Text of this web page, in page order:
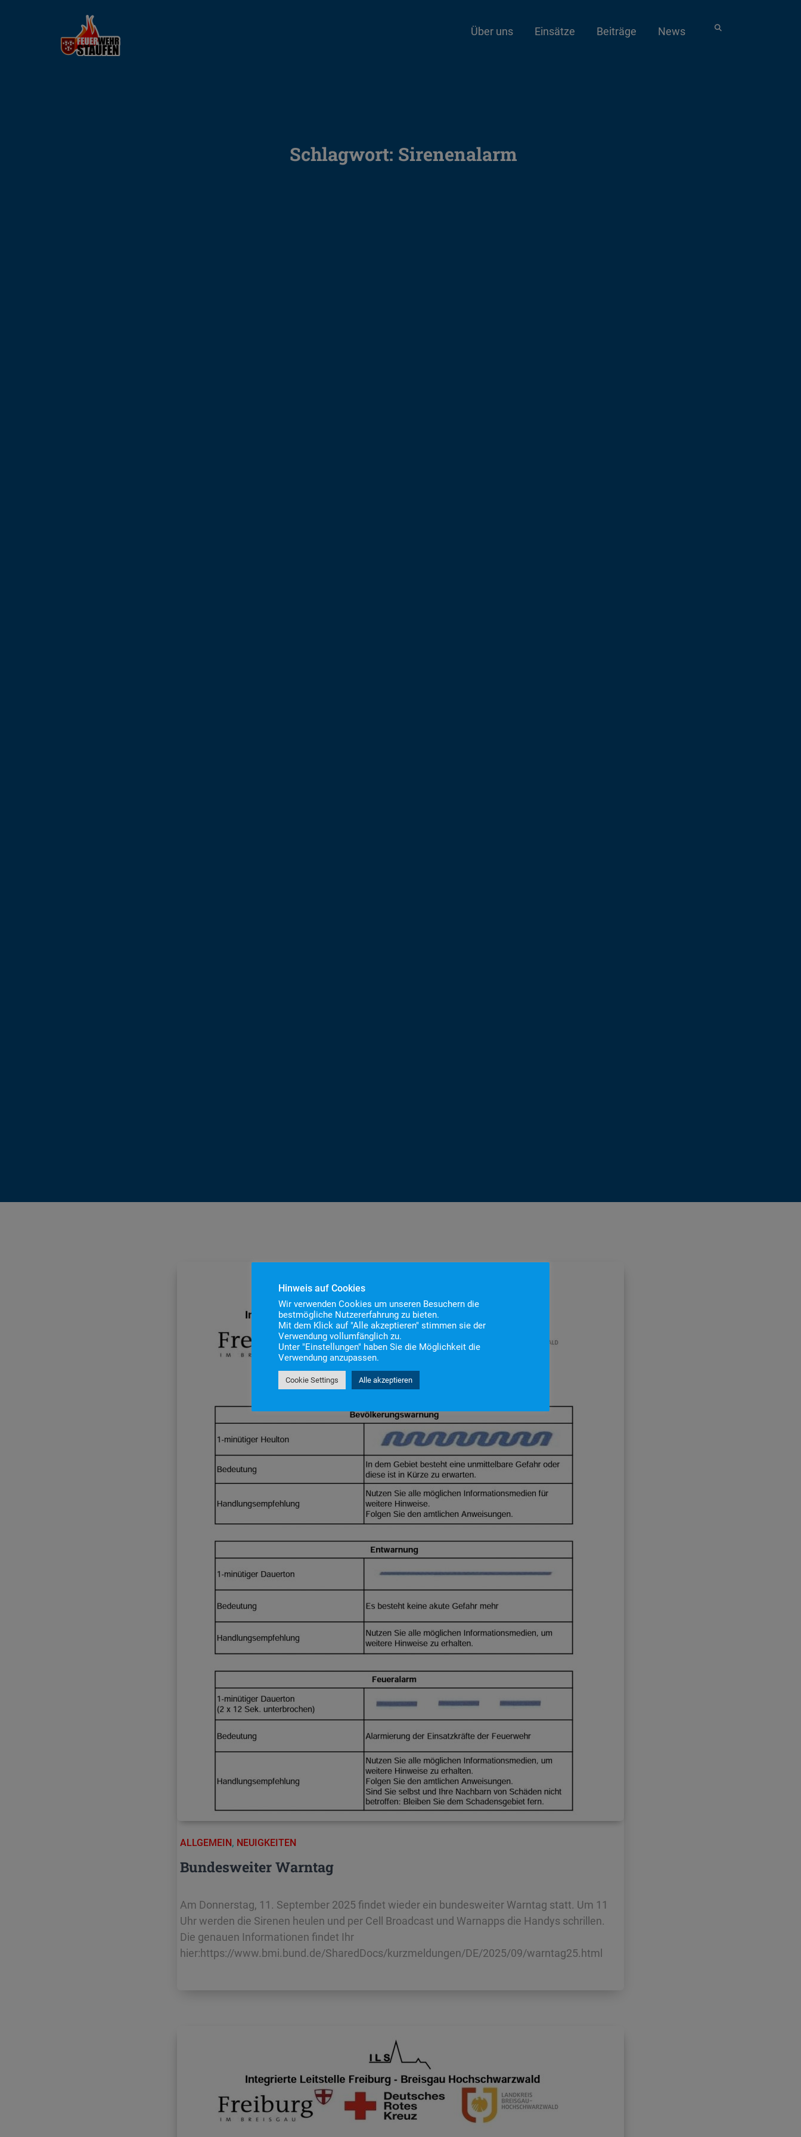
Über uns Einsätze Beiträge News
Schlagwort: Sirenenalarm
ALLGEMEIN, NEUIGKEITEN
Bundesweiter Warntag
Am Donnerstag, 11. September 2025 findet wieder ein bundesweiter Warntag statt. Um 11
Uhr werden die Sirenen heulen und per Cell Broadcast und Warnapps die Handys schrillen.
Die genauen Informationen findet Ihr
hier:https://www.bmi.bund.de/SharedDocs/kurzmeldungen/DE/2025/09/warntag25.html
Hinweis auf Cookies
Wir verwenden Cookies um unseren Besuchern die
bestmögliche Nutzererfahrung zu bieten.
Mit dem Klick auf "Alle akzeptieren" stimmen sie der
Verwendung vollumfänglich zu.
Unter "Einstellungen" haben Sie die Möglichkeit die
Verwendung anzupassen.
Cookie Settings Alle akzeptieren